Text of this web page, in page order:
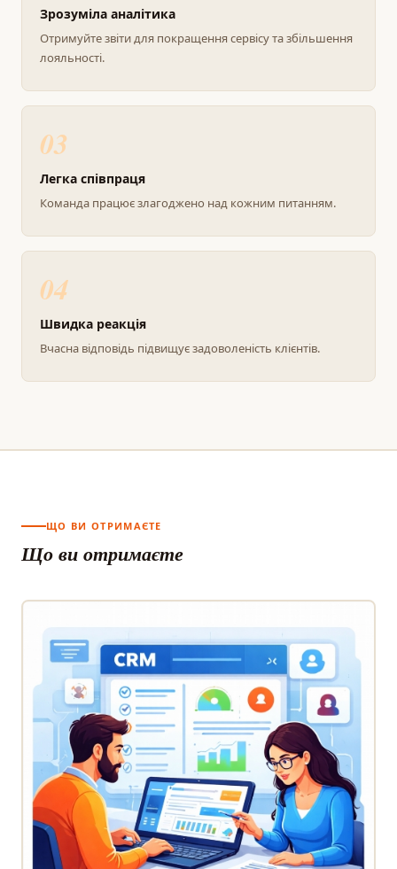
Зрозуміла аналітика
Отримуйте звіти для покращення сервісу та збільшення
лояльності.
03
Легка співпраця
Команда працює злагоджено над кожним питанням.
04
Швидка реакція
Вчасна відповідь підвищує задоволеність клієнтів.
ЩО ВИ ОТРИМАЄТЕ
Що ви отримаєте